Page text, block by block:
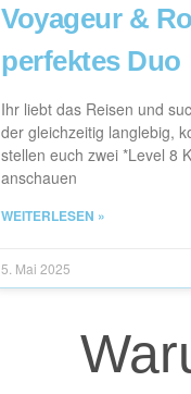
Voyageur &
perfektes Duo
Ihr liebt das Reisen und
der gleichzeitig langlebig,
stellen euch zwei *Level 8
anschauen
WEITERLESEN »
5. Mai 2025